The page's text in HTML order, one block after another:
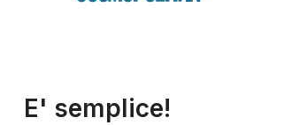
E' semplice!